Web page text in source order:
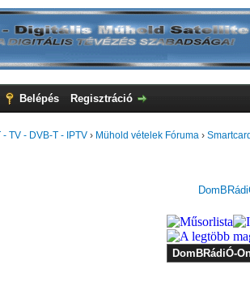
Belépés Regisztráció
- TV - DVB-T - IPTV › Mühold vételek Fóruma ›